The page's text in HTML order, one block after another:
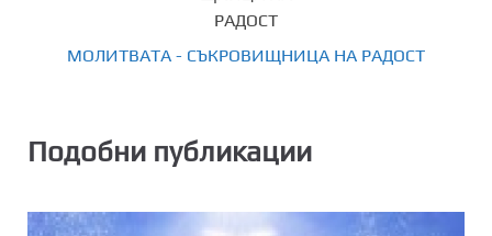
МОЛИТВАТА - СЪКРОВИЩНИЦА НА РАДОСТ
Подобни публикации